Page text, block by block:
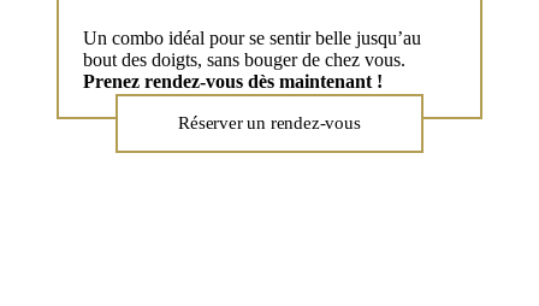
Un combo idéal pour se sentir belle jusqu’au
bout des doigts, sans bouger de chez vous.
Prenez rendez-vous dès maintenant !
Réserver un rendez-vous